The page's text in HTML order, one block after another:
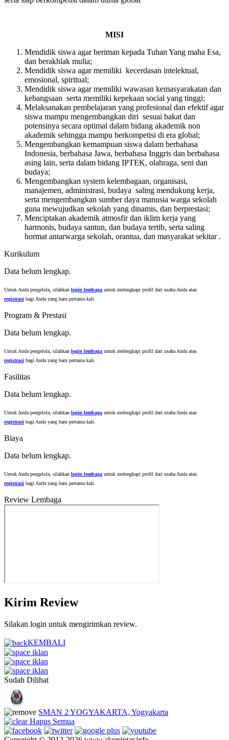
MISI
Mendidik siswa agar beriman kepada Tuhan Yang maha Esa,
dan berakhlak mulia;
Mendidik siswa agar memiliki kecerdasan intelektual,
emosional, spiritual;
Mendidik siswa agar memiliki wawasan kemasyarakatan dan
kebangsaan serta memiliki kepekaan social yang tinggi;
Melaksanakan pembelajaran yang profesional dan efektif agar
siswa mampu mengembangkan diri sesuai bakat dan
potensinya secara optimal dalam bidang akademik non
akademik sehingga mampu berkompetisi di era global;
Mengembangkan kemampuan siswa dalam berbahasa
Indonesia, berbahasa Jawa, berbahasa Inggris dan berbahasa
asing lain, serta dalam bidang IPTEK, olahraga, seni dan
budaya;
Mengembangkan system kelembagaan, organisasi,
manajemen, administrasi, budaya saling mendukung kerja,
serta mengembangkan sumber daya manusia warga sekolah
guna mewujudkan sekolah yang dinamis, dan berprestasi;
Menciptakan akademik atmosfir dan iklim kerja yang
harmonis, budaya santun, dan budaya tertib, serta saling
hormat antarwarga sekolah, orantua, dan masyarakat sekitar .
Kurikulum
Data belum lengkap.
Untuk Anda pengelola, silahkan login lembaga untuk melengkapi profil dari usaha Anda atau
registrasi bagi Anda yang baru pertama kali.
Program & Prestasi
Data belum lengkap.
Untuk Anda pengelola, silahkan login lembaga untuk melengkapi profil dari usaha Anda atau
registrasi bagi Anda yang baru pertama kali.
Fasilitas
Data belum lengkap.
Untuk Anda pengelola, silahkan login lembaga untuk melengkapi profil dari usaha Anda atau
registrasi bagi Anda yang baru pertama kali.
Biaya
Data belum lengkap.
Untuk Anda pengelola, silahkan login lembaga untuk melengkapi profil dari usaha Anda atau
registrasi bagi Anda yang baru pertama kali.
Review Lembaga
Kirim Review
Silakan login untuk mengirimkan review.
KEMBALI
Sudah Dilihat
SMAN 2 YOGYAKARTA, Yogyakarta
Hapus Semua